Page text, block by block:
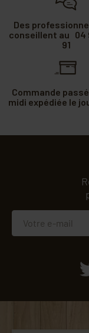
Des
conseillent au 04
91
Commande
midi expédiée le